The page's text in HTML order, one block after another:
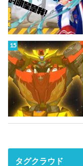
タグクラウド